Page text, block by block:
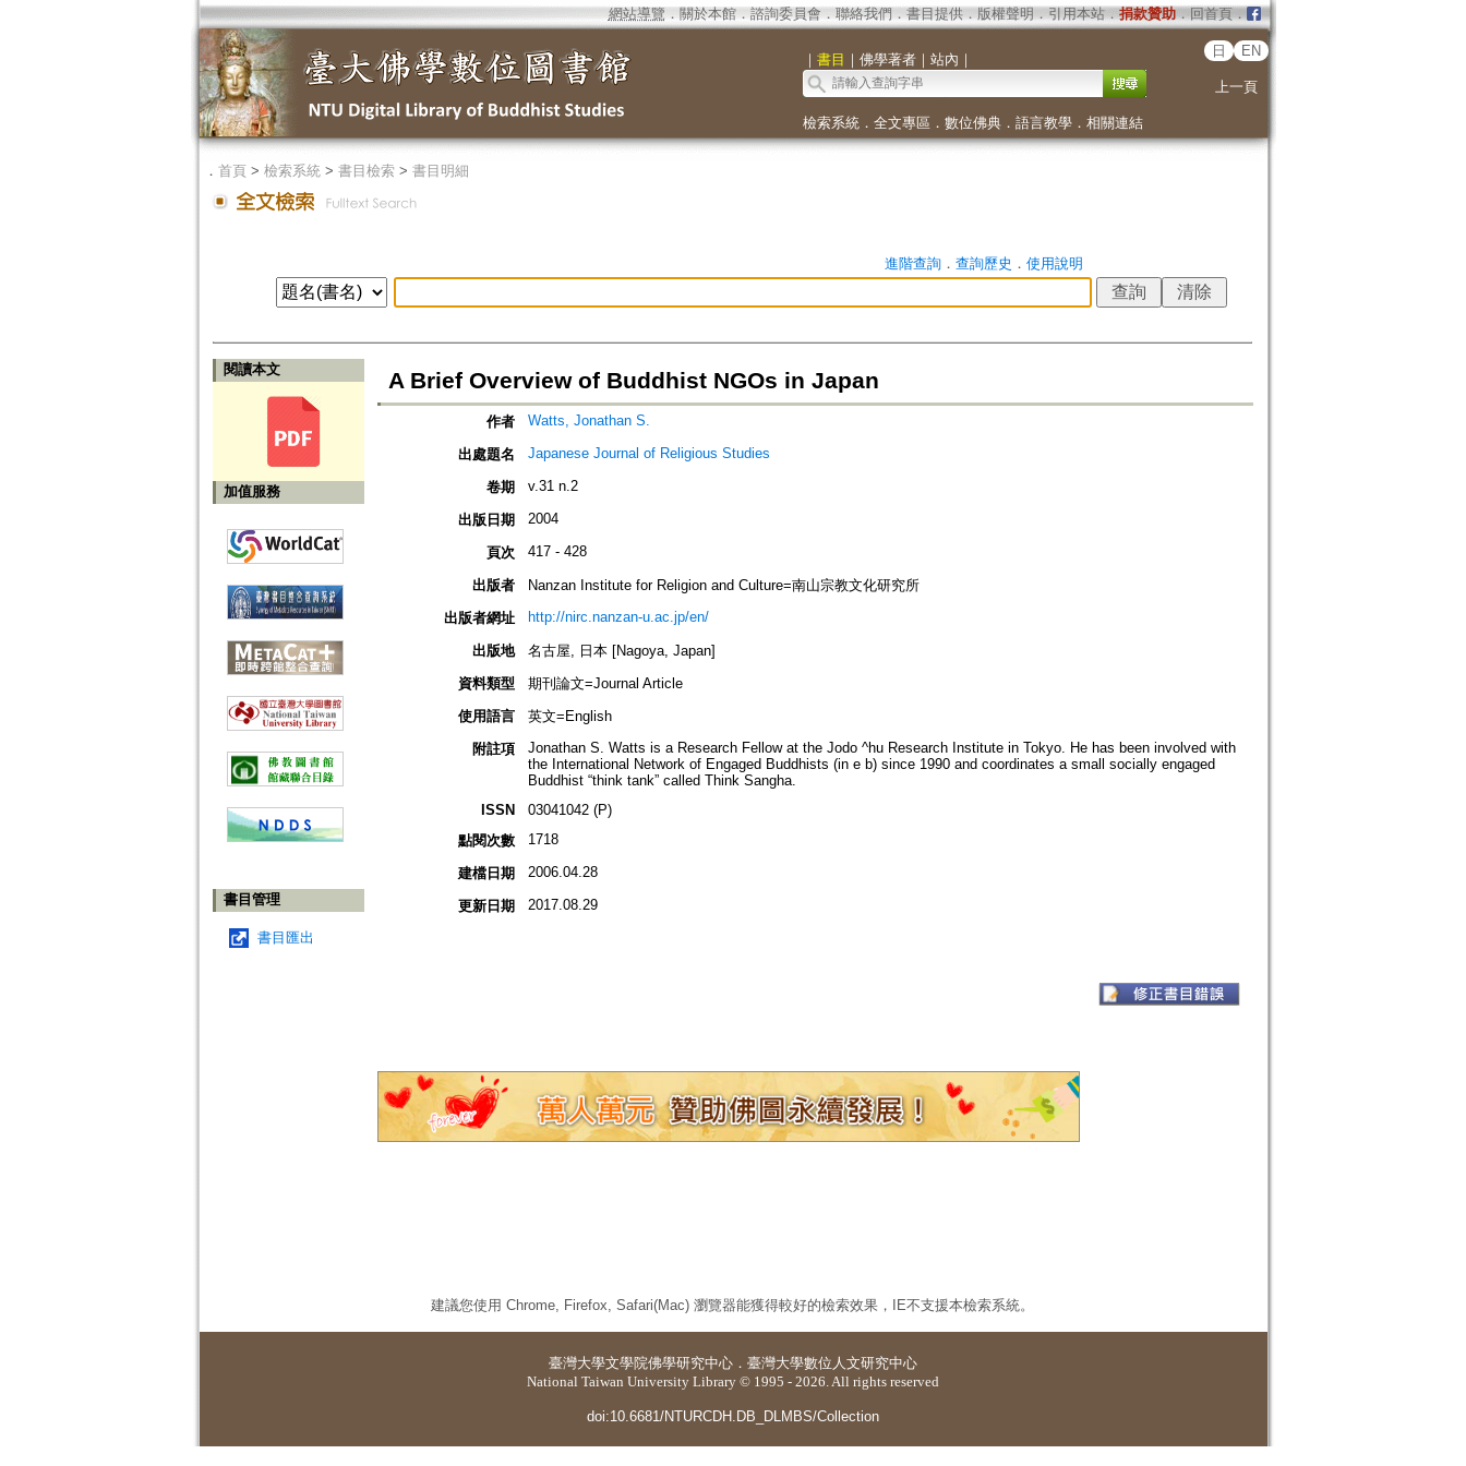
網站導覽 ． 關於本館． 諮詢委員會． 聯絡我們 ． 書目提供． 版權聲明 ． 引用本站． 捐款贊助．回首頁．
｜ 書目 ｜ 佛學著者｜ 站內 ｜
日 EN
上一頁
檢索系統． 全文專區 ． 數位佛典． 語言教學． 相關連結
． 首頁> 檢索系統> 書目檢索> 書目明細
進階查詢． 查詢歷史 ． 使用說明
閱讀本文
加值服務
書目管理
書目匯出
A Brief Overview of Buddhist NGOs in Japan
作者 Watts, Jonathan S.
出處題名 Japanese Journal of Religious Studies
卷期 v.31 n.2
出版日期 2004
頁次 417 - 428
出版者
Nanzan Institute for Religion and Culture=南山宗教文化研究所
出版者網址
http://nirc.nanzan-u.ac.jp/en/
出版地
名古屋, 日本 [Nagoya, Japan]
資料類型
期刊論文=Journal Article
使用語言
英文=English
附註項
Jonathan S. Watts is a Research Fellow at the Jodo ^hu Research Institute in Tokyo. He has been involved with
the International Network of Engaged Buddhists (in e b) since 1990 and coordinates a small socially engaged
Buddhist “think tank” called Think Sangha.
ISSN
03041042 (P)
點閱次數
1718
建檔日期 2006.04.28
更新日期 2017.08.29
建議您使用 Chrome, Firefox, Safari(Mac) 瀏覽器能獲得較好的檢索效果，IE不支援本檢索系統。
臺灣大學文學院佛學研究中心 ． 臺灣大學數位人文研究中心
National Taiwan University Library © 1995 - 2026. All rights reserved
doi:10.6681/NTURCDH.DB_DLMBS/Collection